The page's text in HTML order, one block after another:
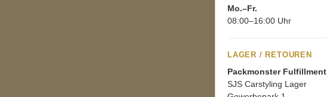
Mo.–Fr.
08:00–16:00 Uhr
LAGER / RETOUREN
Packmonster Fulfillment
SJS Carstyling Lager